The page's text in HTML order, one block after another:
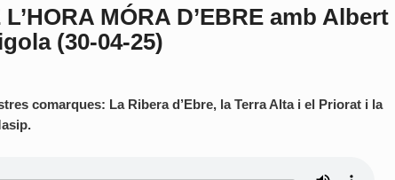
L’HORA MÓRA D’EBRE amb Albert
(30-04-25)
comarques: La Ribera d’Ebre, la Terra Alta i el Priorat i la